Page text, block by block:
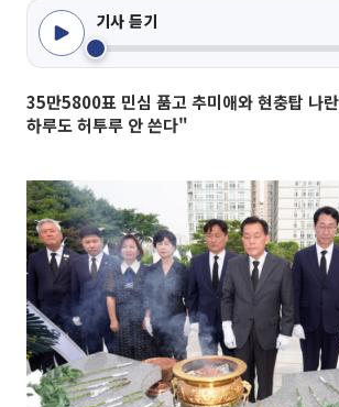
기사 듣기
35만5800표 민심 품고 추미애와 현충탑
하루도 허투루 안 쓴다"